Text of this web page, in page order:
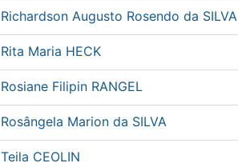
Richardson Augusto Rosendo da SILVA
Rita Maria HECK
Rosiane Filipin RANGEL
Rosângela Marion da SILVA
Teila CEOLIN